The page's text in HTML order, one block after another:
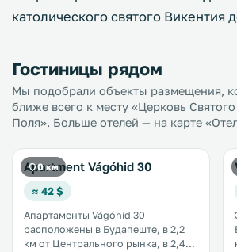
католического святого Викентия
Гостиницы рядом
Мы подобрали объекты размещения,
ближе всего к месту «Церковь
Поля». Больше отелей — на карте
0 км
Apartment Vágóhid 30
≈ 42 $
Апартаменты Vágóhid 30
расположены в Будапеште, в 2,2
км от Центрального рынка, в 2,4